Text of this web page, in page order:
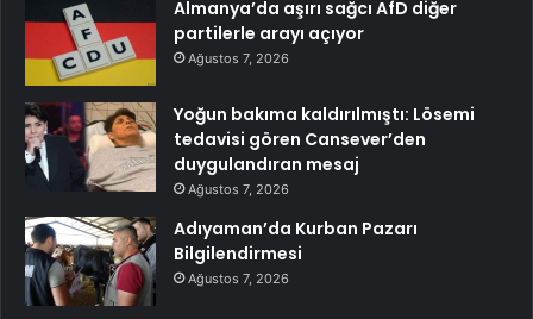
Almanya’da aşırı sağcı AfD diğer
partilerle arayı açıyor
Ağustos 7, 2026
Yoğun bakıma kaldırılmıştı: Lösemi
tedavisi gören Cansever’den
duygulandıran mesaj
Ağustos 7, 2026
Adıyaman’da Kurban Pazarı
Bilgilendirmesi
Ağustos 7, 2026